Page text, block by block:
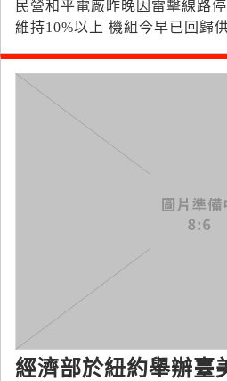
民營和平電廠昨晚因雷擊線路
維持10%以上 機組今早已回歸
經濟部於紐約舉辦臺